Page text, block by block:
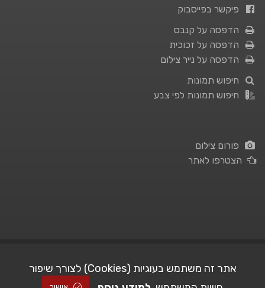
פיקשר בפייסבוק
הדפסה על קנבס
הדפסה על זכוכית
הדפסה על נייר צילום
חיפוש תמונות
חיפוש תמונות לפי צבע
פורום צילום
הצטרפו לאתר
© All Rights Reserved | STUDIO101| Picshare.co.il - כל הזכויות שמורות
אתר זה משתמש בעוגיות (Cookies) לצורך שיפור